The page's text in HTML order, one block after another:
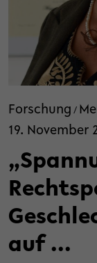
Forschung /
19. November
auf ...